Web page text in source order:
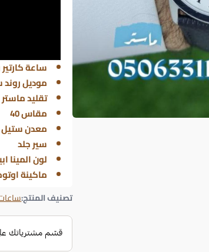
ساعة
موديل
تقليد
مقاس 40
معدن ستيل
سير جلد
لون المينا
ماكينة
تصنيف المنتج: